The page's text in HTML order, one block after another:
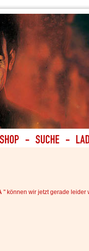
" können wir jetzt gerade leider